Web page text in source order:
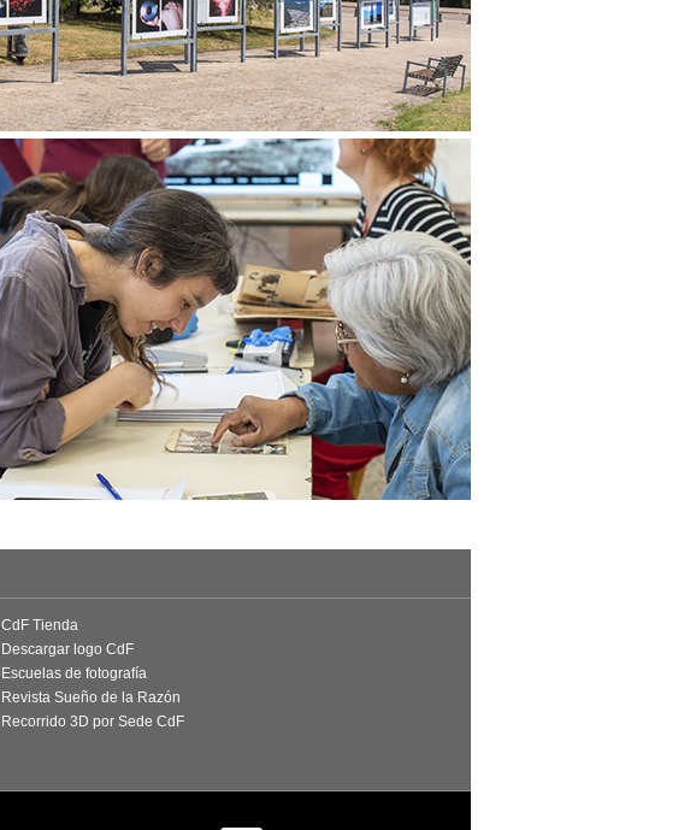
CdF Tienda
Descargar logo CdF
Escuelas de fotografía
Revista Sueño de la Razón
Recorrido 3D por Sede CdF